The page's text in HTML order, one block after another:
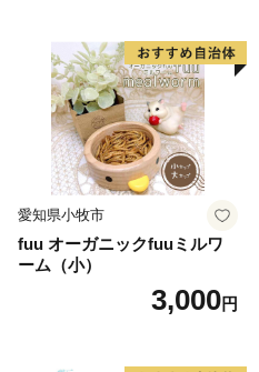
愛知県小牧市
fuu オーガニックfuuミルワ
ーム（小）
3,000円